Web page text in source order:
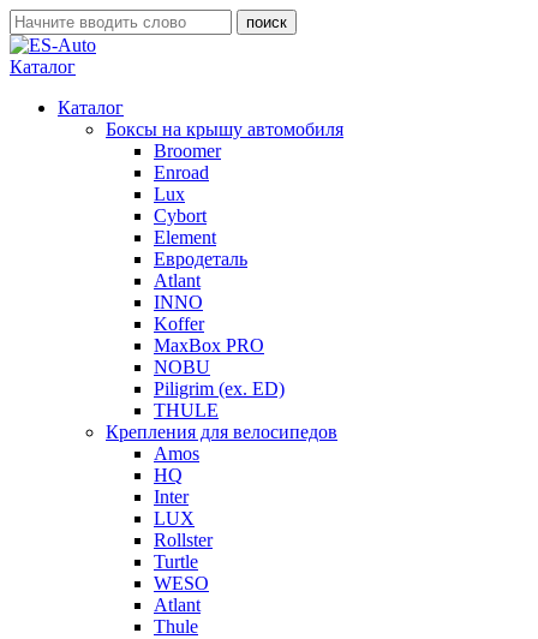
Каталог
Каталог
Боксы на крышу автомобиля
Broomer
Enroad
Lux
Cybort
Element
Евродеталь
Atlant
INNO
Koffer
MaxBox PRO
NOBU
Piligrim (ex. ED)
THULE
Крепления для велосипедов
Amos
HQ
Inter
LUX
Rollster
Turtle
WESO
Atlant
Thule